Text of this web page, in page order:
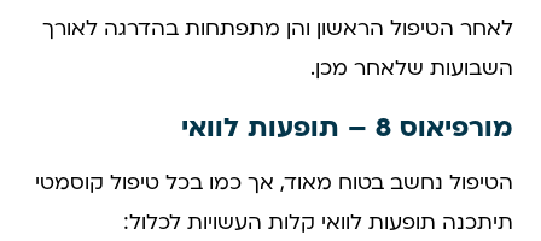
לאחר הטיפול הראשון והן מתפתחות בהדרגה לאורך
השבועות שלאחר מכן.
מורפיאוס 8 – תופעות לוואי
הטיפול נחשב בטוח מאוד, אך כמו בכל טיפול קוסמטי
תיתכנה תופעות לוואי קלות העשויות לכלול: